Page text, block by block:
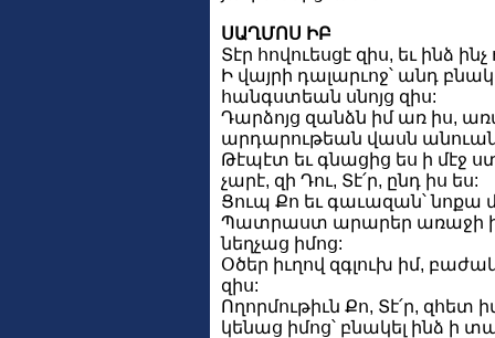
ՍԱՂՄՈՍ ԻԲ
Տէր հովուեսցէ զիս, եւ ինձ
Ի վայրի դալարւոջ՝ անդ
հանգստեան սնոյց զիս:
Դարձոյց զանձն իմ առ իս,
արդարութեան վասն անուան
Թէպէտ եւ գնացից ես ի մէջ
չարէ, զի Դու, Տէ՛ր, ընդ իս ես:
Ցուպ Քո եւ գաւազան՝ նոքա
Պատրաստ արարեր առաջի
նեղչաց իմոց:
Օծեր իւղով զգլուխ իմ,
զիս:
Ողորմութիւն Քո, Տէ՛ր, զհետ
կենաց իմոց՝ բնակել ինձ ի